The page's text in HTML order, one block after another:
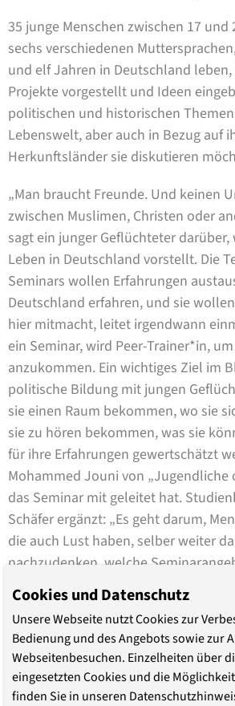
35 junge Menschen zwischen 17
sechs verschiedenen
und elf Jahren in Deutschland
Projekte vorgestellt und Ideen
politischen und historischen
Lebenswelt, aber auch in Bezug auf
Herkunftsländer sie diskutieren
„Man braucht Freunde. Und keinen
zwischen Muslimen, Christen oder
sagt ein junger Geflüchteter darüber,
Leben in Deutschland vorstellt. Die
Seminars wollen Erfahrungen
Deutschland erfahren, und sie
hier mitmacht, leitet irgendwann
ein Seminar, wird Peer-Trainer*in,
anzukommen. Ein wichtiges Ziel im
politische Bildung mit jungen
sie einen Raum bekommen, wo sie
sie zu hören bekommen, was sie
für ihre Erfahrungen gewertschätzt
Mohammed Jouni von „Jugendliche
das Seminar mit geleitet hat.
Schäfer ergänzt: „Es geht darum,
die auch Lust haben, selber weiter
nachzudenken, welche
welche Aktivitäten für andere
Deutschland interessant sein
In diesem ersten Schritt sei es ihr in
darum gegangen, zuzuhören und zu
junge Menschen mit
Cookies und Datenschutz
Unsere Webseite nutzt Cookies zur
Bedienung und des Angebots sowie zur
Webseitenbesuchen. Einzelheiten über
eingesetzten Cookies und die
finden Sie in unseren